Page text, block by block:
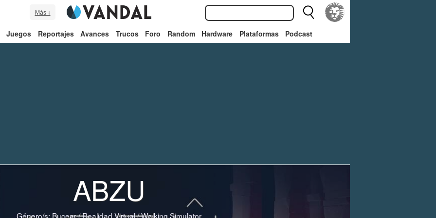
Más ↓
Juegos Reportajes Avances Trucos Foro Random Hardware Plataformas Podcast
ABZU
Género/s: Bucear/Realidad Virtual/Walking Simulator